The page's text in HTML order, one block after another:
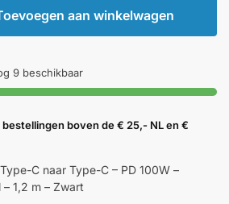
aan winkelwagen
9 beschikbaar
boven de € 25,- NL en €
C naar Type-C – PD 100W –
1,2 m – Zwart